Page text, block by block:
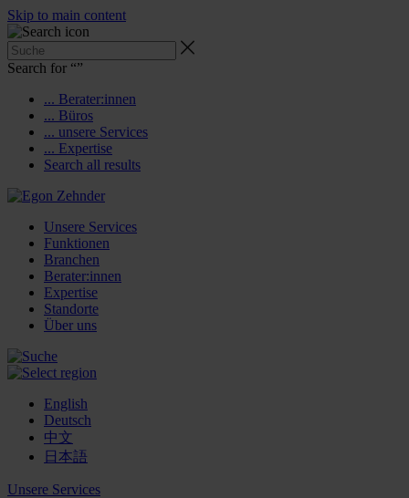
Skip to main content
Search for “”
... Berater:innen
... Büros
... unsere Services
... Expertise
Search all results
Unsere Services
Funktionen
Branchen
Berater:innen
Expertise
Standorte
Über uns
English
Deutsch
中文
日本語
Unsere Services